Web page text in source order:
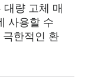
량 고체 매
사용할 수
한적인 환